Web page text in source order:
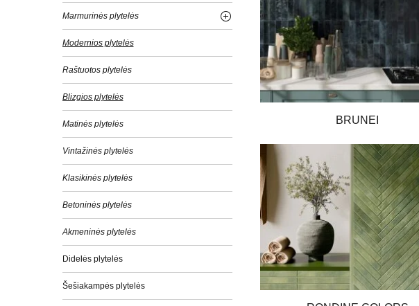
Marmurinės plytelės
Modernios plytelės
Raštuotos plytelės
Blizgios plytelės
Matinės plytelės
Vintažinės plytelės
Klasikinės plytelės
Betoninės plytelės
Akmeninės plytelės
Didelės plytelės
Šešiakampės plytelės
BRUNEI